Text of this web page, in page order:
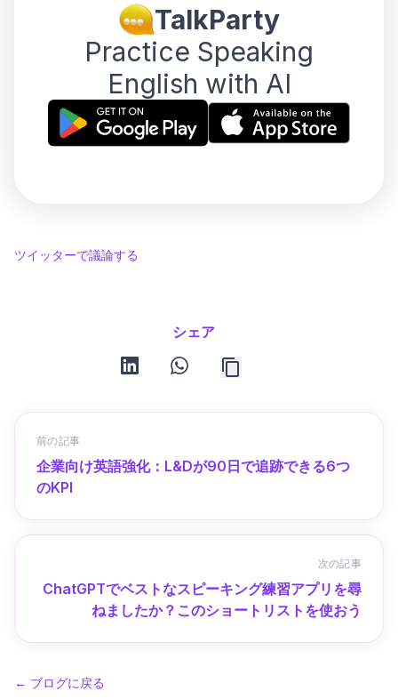
TalkParty
Practice Speaking
English with AI
ツイッターで議論する
シェア
linkedin whatsapp
前の記事
企業向け英語強化：L&Dが90日で追跡できる6つ
のKPI
次の記事
ChatGPTでベストなスピーキング練習アプリを尋
ねましたか？このショートリストを使おう
← ブログに戻る